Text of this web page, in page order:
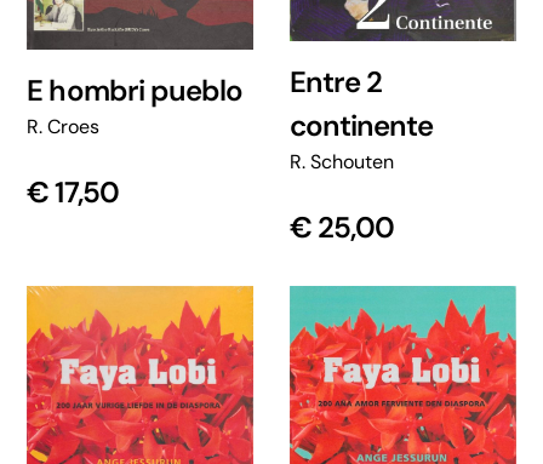
E hombri pueblo
R. Croes
€17,50
Entre 2
continente
R. Schouten
€25,00